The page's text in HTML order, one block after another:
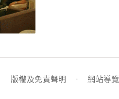
版權及免責聲明 · 網站導覽